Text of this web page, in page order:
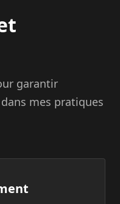
garantir
mes pratiques